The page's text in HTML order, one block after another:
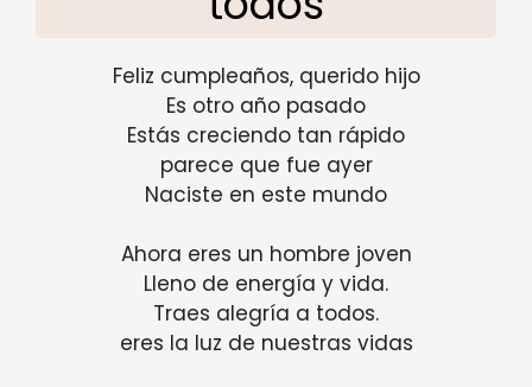
Feliz cumpleaños, querido hijo
Es otro año pasado
Estás creciendo tan rápido
parece que fue ayer
Naciste en este mundo
Ahora eres un hombre joven
Lleno de energía y vida.
Traes alegría a todos.
eres la luz de nuestras vidas